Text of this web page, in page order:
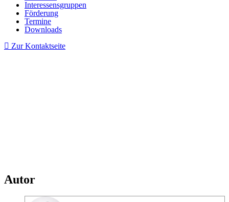
Interessensgruppen
Förderung
Termine
Downloads
Zur Kontaktseite
Autor